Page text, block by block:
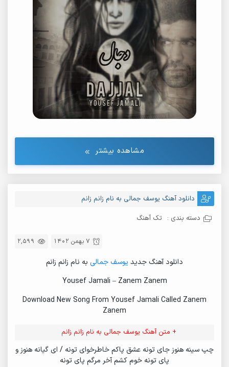
مشاهده بیشتر
دانلود آهنگ یوسف جمالی به نام زانم زانم
دسته بندی : تک آهنگ
2,599 7 بهمن 1402
دانلود آهنگ جدید یوسف جمالی به نام زانم زانم
Yousef Jamali – Zanem Zanem
Download New Song From Yousef Jamali Called Zanem
Zanem
+ متن آهنگ یوسف جمالی به نام زانم زانم
چپ سینه هنوز جای تونه عشق پاکم خاطرخوای تونه / ای گیانه هنوز و
پای تونه خوم کشم آخر مرگم پای تونه